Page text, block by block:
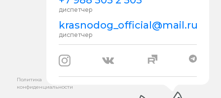
диспетчер
krasnodog_official@mail.ru
диспетчер
Политика
конфиденциальности